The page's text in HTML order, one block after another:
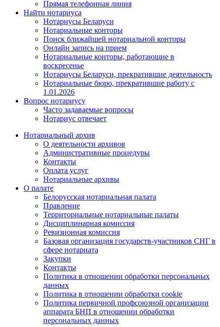
Прямая телефонная линия
Найти нотариуса
Нотариусы Беларуси
Нотариальные конторы
Поиск ближайшей нотариальной конторы
Онлайн запись на прием
Нотариальные конторы, работающие в
воскресенье
Нотариусы Беларуси, прекратившие деятельность
Нотариальные бюро, прекратившие работу с
1.01.2026
Вопрос нотариусу
Часто задаваемые вопросы
Нотариус отвечает
Нотариальный архив
О деятельности архивов
Административные процедуры
Контакты
Оплата услуг
Нотариальные архивы
О палате
Белорусская нотариальная палата
Правление
Территориальные нотариальные палаты
Дисциплинарная комиссия
Ревизионная комиссия
Базовая организация государств-участников СНГ в
сфере нотариата
Закупки
Контакты
Политика в отношении обработки персональных
данных
Политика в отношении обработки cookie
Политика первичной профсоюзной организации
аппарата БНП в отношении обработки
персональных данных